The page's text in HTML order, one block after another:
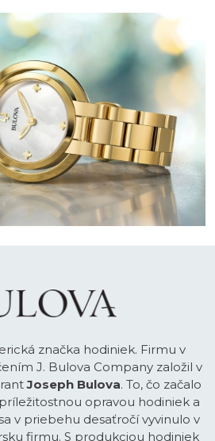
značka hodiniek. Firmu v
J. Bulova Company založil v
Joseph Bulova. To, čo začalo
opravou hodiniek a
v priebehu desaťročí vyvinulo v
firmu. S produkciou hodiniek